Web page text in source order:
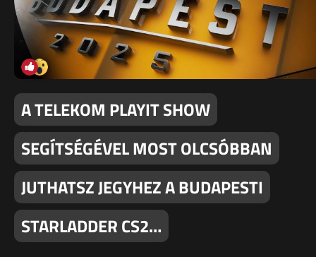
A TELEKOM PLAYIT SHOW
SEGÍTSÉGÉVEL MOST OLCSÓBBAN
JUTHATSZ JEGYHEZ A BUDAPESTI
STARLADDER CS2…